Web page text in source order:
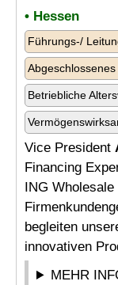
• Hessen
Führungs-/
Abgeschlossenes
Betriebliche
Vice President
Financing
ING
begleiten
innovativen
MEHR